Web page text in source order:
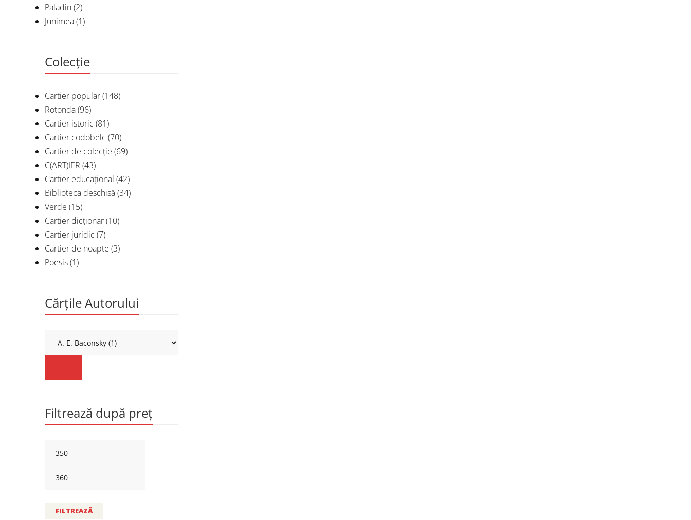
Paladin(2)
Junimea(1)
Colecție
Cartier popular(148)
Rotonda(96)
Cartier istoric (81)
Cartier codobelc (70)
Cartier de colecție (69)
C(ART)IER (43)
Cartier educațional (42)
Biblioteca deschisă(34)
Verde (15)
Cartier dicționar(10)
Cartier juridic (7)
Cartier de noapte (3)
Poesis(1)
Cărțile Autorului
Filtrează după preț
FILTREAZĂ